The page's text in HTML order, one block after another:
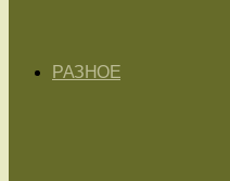
РАЗНОЕ